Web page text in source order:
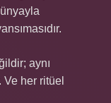
aynı
her ritüel